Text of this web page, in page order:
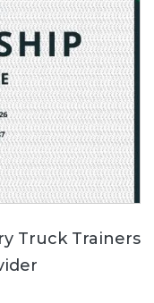
Truck Trainers